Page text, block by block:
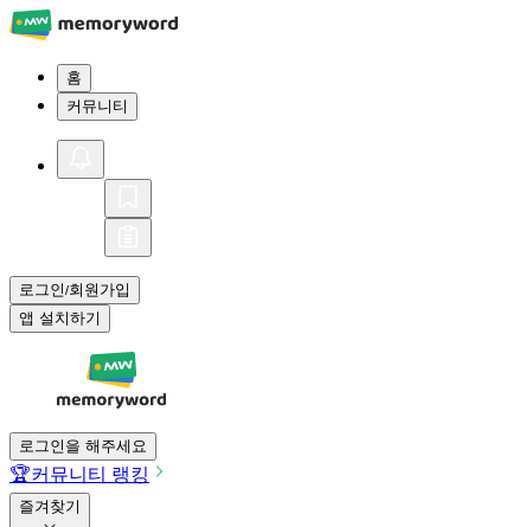
홈
커뮤니티
로그인/회원가입
앱 설치하기
로그인을 해주세요
🏆커뮤니티 랭킹
즐겨찾기